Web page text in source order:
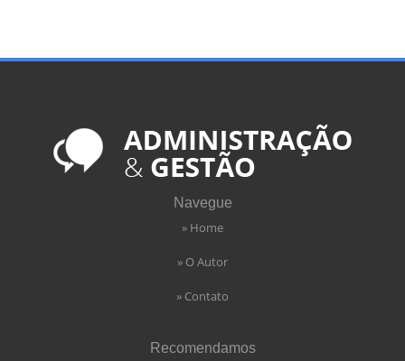
Navegue
» Home
» O Autor
» Contato
Recomendamos